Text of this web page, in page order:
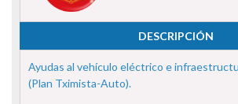
DESCRIPCIÓN
Ayudas al vehículo eléctrico e
(Plan Tximista-Auto).